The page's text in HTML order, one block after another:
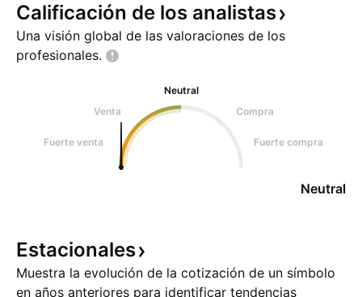
Calificación de los analistas
Una visión global de las valoraciones de los
profesionales.
Neutral
Venta
Compra
Fuerte venta Fuerte compra
Neutral
Estacionales
Muestra la evolución de la cotización de un símbolo
en años anteriores para identificar tendencias